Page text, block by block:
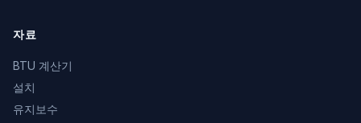
자료
BTU 계산기
설치
유지보수